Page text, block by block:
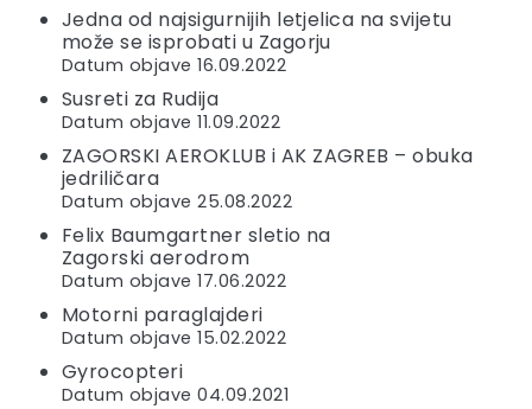
Jedna od najsigurnijih letjelica na svijetu
može se isprobati u Zagorju
Datum objave 16.09.2022
Susreti za Rudija
Datum objave 11.09.2022
ZAGORSKI AEROKLUB i AK ZAGREB – obuka
jedriličara
Datum objave 25.08.2022
Felix Baumgartner sletio na
Zagorski aerodrom
Datum objave 17.06.2022
Motorni paraglajderi
Datum objave 15.02.2022
Gyrocopteri
Datum objave 04.09.2021